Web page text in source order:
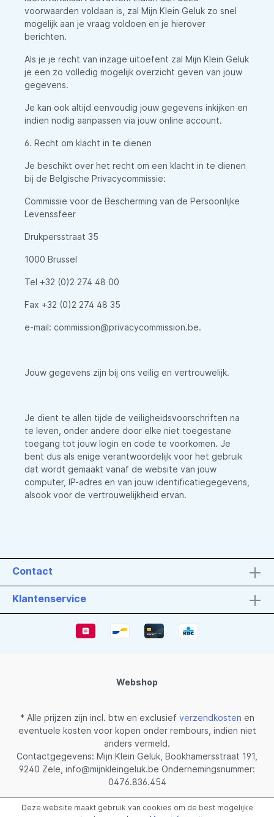
voorwaarden voldaan is, zal Mijn Klein Geluk zo snel
mogelijk aan je vraag voldoen en je hierover
berichten.
Als je je recht van inzage uitoefent zal Mijn Klein Geluk
je een zo volledig mogelijk overzicht geven van jouw
gegevens.
Je kan ook altijd eenvoudig jouw gegevens inkijken en
indien nodig aanpassen via jouw online account.
6. Recht om klacht in te dienen
Je beschikt over het recht om een klacht in te dienen
bij de Belgische Privacycommissie:
Commissie voor de Bescherming van de Persoonlijke
Levenssfeer
Drukpersstraat 35
1000 Brussel
Tel +32 (0)2 274 48 00
Fax +32 (0)2 274 48 35
e-mail: commission@privacycommission.be.
Jouw gegevens zijn bij ons veilig en vertrouwelijk.
Je dient te allen tijde de veiligheidsvoorschriften na
te leven, onder andere door elke niet toegestane
toegang tot jouw login en code te voorkomen. Je
bent dus als enige verantwoordelijk voor het gebruik
dat wordt gemaakt vanaf de website van jouw
computer, IP-adres en van jouw identificatiegegevens,
alsook voor de vertrouwelijkheid ervan.
Contact
Klantenservice
Webshop
* Alle prijzen zijn incl. btw en exclusief verzendkosten en
eventuele kosten voor kopen onder rembours, indien niet
anders vermeld.
Contactgegevens: Mijn Klein Geluk, Bookhamersstraat 191,
9240 Zele, info@mijnkleingeluk.be Ondernemingsnummer:
0476.836.454
Gerealiseerd met Shopware
Deze website maakt gebruik van cookies om de best mogelijke